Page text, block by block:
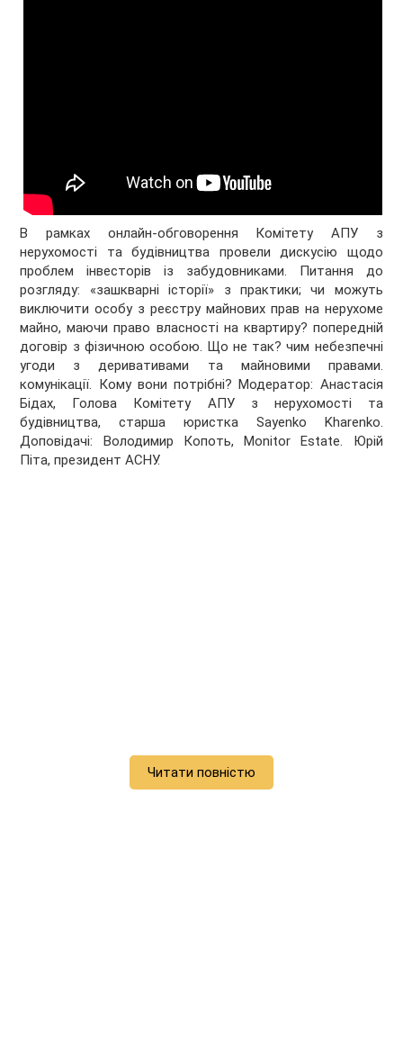
В рамках онлайн-обговорення Комітету АПУ з
нерухомості та будівництва провели дискусію щодо
проблем інвесторів із забудовниками. Питання до
розгляду: «зашкварні історії» з практики; чи можуть
виключити особу з реєстру майнових прав на нерухоме
майно, маючи право власності на квартиру? попередній
договір з фізичною особою. Що не так? чим небезпечні
угоди з деривативами та майновими правами.
комунікації. Кому вони потрібні? Модератор: Анастасія
Бідах, Голова Комітету АПУ з нерухомості та
будівництва, старша юристка Sayenko Kharenko.
Доповідачі: Володимир Копоть, Monitor Estate. Юрій
Піта, президент АСНУ.
Читати повністю